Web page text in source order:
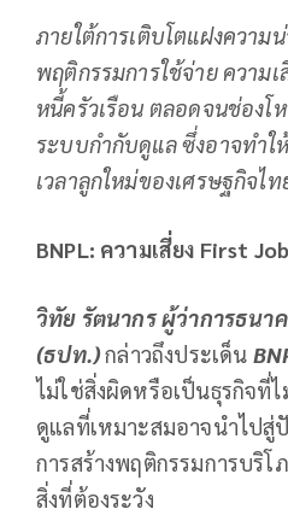
ภายใต้การเติบโตแฝงความ
พฤติกรรมการใช้จ่าย ความเ
หนี้ครัวเรือน ตลอดจนช่องโห
ระบบกำกับดูแล ซึ่งอาจทำใ
เวลาลูกใหม่ของเศรษฐกิจไ
BNPL: ความเสี่ยง First
วิทัย รัตนากร ผู้ว่าการธนา
(ธปท.)กล่าวถึงประเด็น
ไม่ใช่สิ่งผิดหรือเป็นธุรกิจที่
ดูแลที่เหมาะสมอาจนำไป
การสร้างพฤติกรรมการบริ
สิ่งที่ต้องระวัง